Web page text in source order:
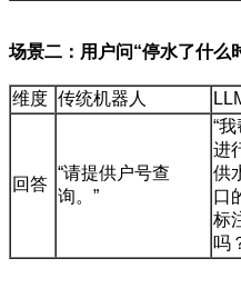
场景二：用户问“停水了什么
维度 传统机器人
回答
“请提供户号查
询。”
“
进
供
口
标
吗